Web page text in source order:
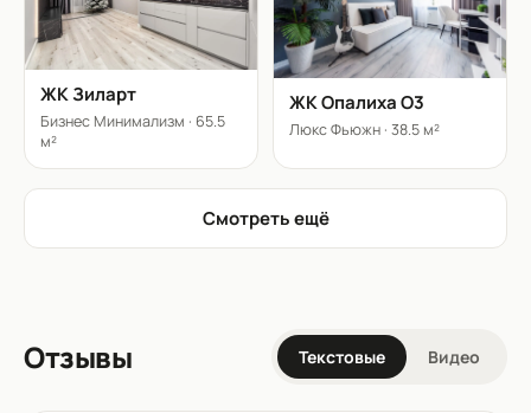
ЖК Зиларт
Бизнес Минимализм · 65.5
м²
ЖК Опалиха О3
Люкс Фьюжн · 38.5 м²
Смотреть ещё
Отзывы Текстовые Видео